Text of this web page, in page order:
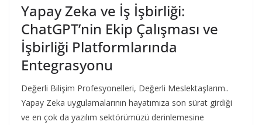
Yapay Zeka ve İş İşbirliği:
ChatGPT’nin Ekip Çalışması ve
İşbirliği Platformlarında
Entegrasyonu
Değerli Bilişim Profesyonelleri, Değerli Meslektaşlarım..
Yapay Zeka uygulamalarının hayatımıza son sürat girdiği
ve en çok da yazılım sektörümüzü derinlemesine